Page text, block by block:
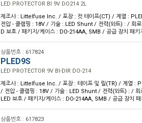
LED PROTECTOR BI 9V DO214 2L
제조사 : Littelfuse Inc. / 포장 : 컷 테이프(CT) / 계열 :
전압 - 클램핑 : 18V / 기술 : LED Shunt / 전력(와트) : / 회
D 보호 / 패키지/케이스 : DO-214AA, SMB / 공급 장치 패키
상품번호 : 617824
PLED9S
LED PROTECTOR 9V BI-DIR DO-214
제조사 : Littelfuse Inc. / 포장 : 테이프 및 릴(TR) / 계열 :
/ 전압 - 클램핑 : 18V / 기술 : LED Shunt / 전력(와트) : / 회
LED 보호 / 패키지/케이스 : DO-214AA, SMB / 공급 장치
상품번호 : 617823